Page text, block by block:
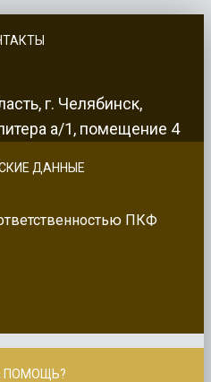
г. Челябинск,
а/1, помещение 4
ДАННЫЕ
ПКФ
ПОМОЩЬ?